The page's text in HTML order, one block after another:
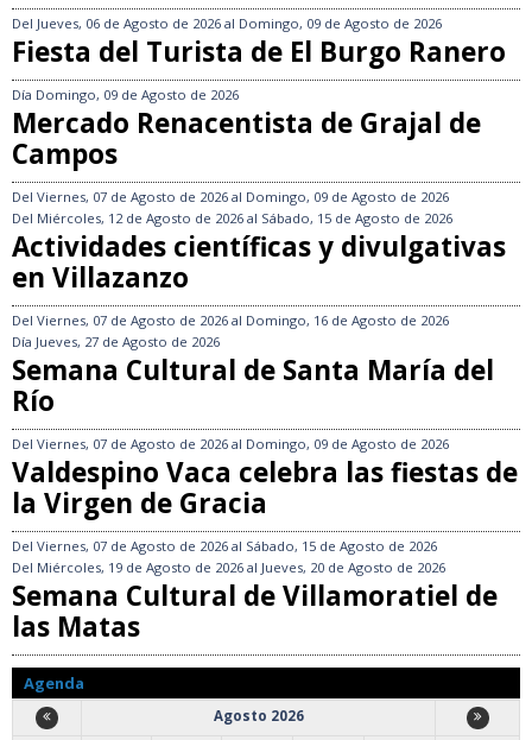
Del Jueves, 06 de Agosto de 2026 al Domingo, 09 de Agosto de 2026
Fiesta del Turista de El Burgo Ranero
Día Domingo, 09 de Agosto de 2026
Mercado Renacentista de Grajal de
Campos
Del Viernes, 07 de Agosto de 2026 al Domingo, 09 de Agosto de 2026
Del Miércoles, 12 de Agosto de 2026 al Sábado, 15 de Agosto de 2026
Actividades científicas y divulgativas
en Villazanzo
Del Viernes, 07 de Agosto de 2026 al Domingo, 16 de Agosto de 2026
Día Jueves, 27 de Agosto de 2026
Semana Cultural de Santa María del
Río
Del Viernes, 07 de Agosto de 2026 al Domingo, 09 de Agosto de 2026
Valdespino Vaca celebra las fiestas de
la Virgen de Gracia
Del Viernes, 07 de Agosto de 2026 al Sábado, 15 de Agosto de 2026
Del Miércoles, 19 de Agosto de 2026 al Jueves, 20 de Agosto de 2026
Semana Cultural de Villamoratiel de
las Matas
Agenda
Agosto 2026